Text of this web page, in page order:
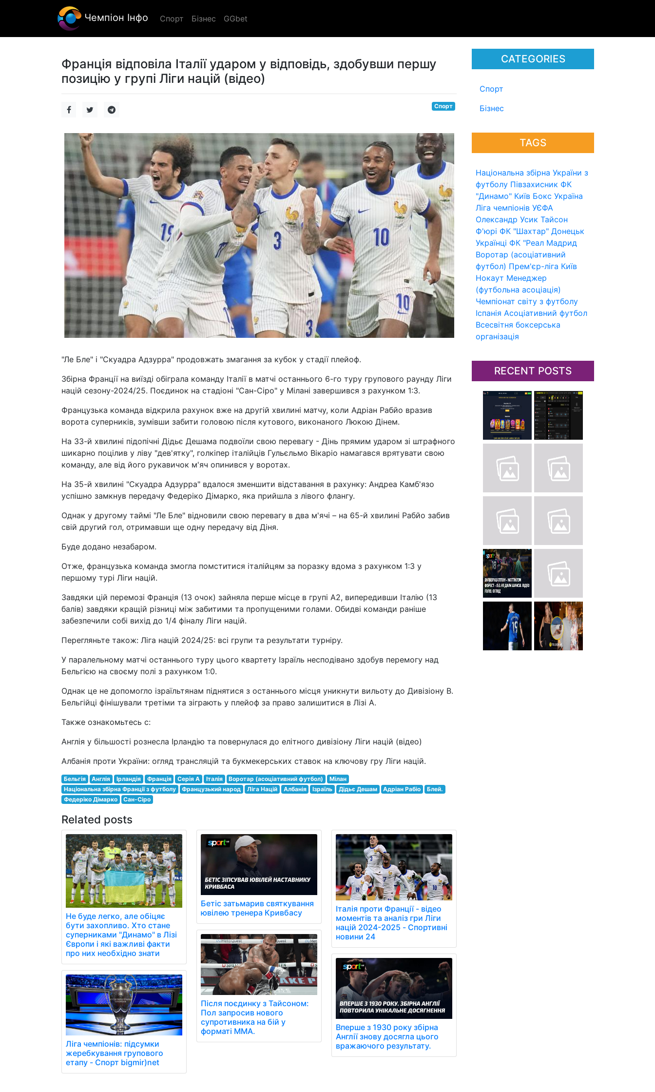
Чемпіон Інфо Спорт Бізнес GGbet
CATEGORIES
Спорт
Бізнес
TAGS
Національна збірна України з
футболу Півзахисник ФК
"Динамо" Київ Бокс Україна
Ліга чемпіонів УЄФА
Олександр Усик Тайсон
Ф'юрі ФК "Шахтар" Донецьк
Українці ФК "Реал Мадрид
Воротар (асоціативний
футбол) Прем'єр-ліга Київ
Нокаут Менеджер
(футбольна асоціація)
Чемпіонат світу з футболу
Іспанія Асоціативний футбол
Всесвітня боксерська
організація
RECENT POSTS
Франція відповіла Італії ударом у відповідь, здобувши першу
позицію у групі Ліги націй (відео)
Спорт
"Ле Бле" і "Скуадра Адзурра" продовжать змагання за кубок у стадії плейоф.
Збірна Франції на виїзді обіграла команду Італії в матчі останнього 6-го туру групового раунду Ліги
націй сезону-2024/25. Поєдинок на стадіоні "Сан-Сіро" у Мілані завершився з рахунком 1:3.
Французька команда відкрила рахунок вже на другій хвилині матчу, коли Адріан Рабйо вразив
ворота суперників, зумівши забити головою після кутового, виконаного Люкою Дінем.
На 33-й хвилині підопічні Дідьє Дешама подвоїли свою перевагу - Дінь прямим ударом зі штрафного
шикарно поцілив у ліву "дев'ятку", голкіпер італійців Гульєльмо Вікаріо намагався врятувати свою
команду, але від його рукавичок м'яч опинився у воротах.
На 35-й хвилині "Скуадра Адзурра" вдалося зменшити відставання в рахунку: Андреа Камб'язо
успішно замкнув передачу Федеріко Дімарко, яка прийшла з лівого флангу.
Однак у другому таймі "Ле Бле" відновили свою перевагу в два м'ячі – на 65-й хвилині Рабйо забив
свій другий гол, отримавши ще одну передачу від Діня.
Буде додано незабаром.
Отже, французька команда змогла помститися італійцям за поразку вдома з рахунком 1:3 у
першому турі Ліги націй.
Завдяки цій перемозі Франція (13 очок) зайняла перше місце в групі А2, випередивши Італію (13
балів) завдяки кращій різниці між забитими та пропущеними голами. Обидві команди раніше
забезпечили собі вихід до 1/4 фіналу Ліги націй.
Перегляньте також: Ліга націй 2024/25: всі групи та результати турніру.
У паралельному матчі останнього туру цього квартету Ізраїль несподівано здобув перемогу над
Бельгією на своєму полі з рахунком 1:0.
Однак це не допомогло ізраїльтянам піднятися з останнього місця уникнути вильоту до Дивізіону B.
Бельгійці фінішували третіми та зіграють у плейоф за право залишитися в Лізі А.
Также ознакомьтесь с:
Англія у більшості рознесла Ірландію та повернулася до елітного дивізіону Ліги націй (відео)
Албанія проти України: огляд трансляцій та букмекерських ставок на ключову гру Ліги націй.
Бельгія Англія Ірландія Франція Серія A Італія Воротар (асоціативний футбол)
Мілан
Національна збірна Франції з футболу
Французький народ Ліга Націй Албанія Ізраїль Дідьє Дешам Адріан Рабіо
Блей.
Федеріко Дімарко
Сан-Сіро
Related posts
Не буде легко, але обіцяє
бути захопливо. Хто стане
суперниками "Динамо" в Лізі
Європи і які важливі факти
про них необхідно знати
Ліга чемпіонів: підсумки
жеребкування групового
етапу - Спорт bigmir)net
Бетіс затьмарив святкування
ювілею тренера Кривбасу
Після поєдинку з Тайсоном:
Пол запросив нового
супротивника на бій у
форматі ММА.
Італія проти Франції - відео
моментів та аналіз гри Ліги
націй 2024-2025 - Спортивні
новини 24
Вперше з 1930 року збірна
Англії знову досягла цього
вражаючого результату.